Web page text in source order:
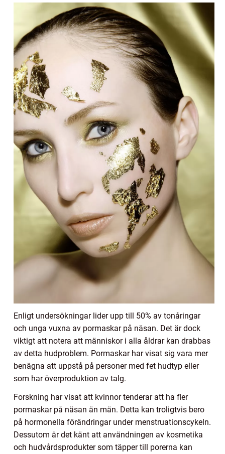
Enligt undersökningar lider upp till 50% av tonåringar
och unga vuxna av pormaskar på näsan. Det är dock
viktigt att notera att människor i alla åldrar kan drabbas
av detta hudproblem. Pormaskar har visat sig vara mer
benägna att uppstå på personer med fet hudtyp eller
som har överproduktion av talg.
Forskning har visat att kvinnor tenderar att ha fler
pormaskar på näsan än män. Detta kan troligtvis bero
på hormonella förändringar under menstruationscykeln.
Dessutom är det känt att användningen av kosmetika
och hudvårdsprodukter som täpper till porerna kan